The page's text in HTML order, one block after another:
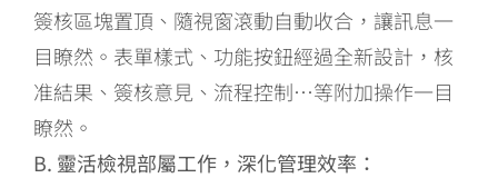
簽核區塊置頂、隨視窗滾動自動收合，讓訊息一
目瞭然。表單樣式、功能按鈕經過全新設計，核
准結果、簽核意見、流程控制…等附加操作一目
瞭然。
B. 靈活檢視部屬工作，深化管理效率：